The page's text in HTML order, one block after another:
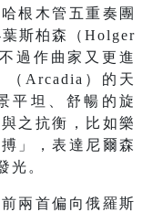
根木管五重奏團
斯柏森（Holger
過作曲家又更進
（Arcadia）的天
平坦、舒暢的旋
之抗衡，比如樂
」，表達尼爾森
光。
兩首偏向俄羅斯